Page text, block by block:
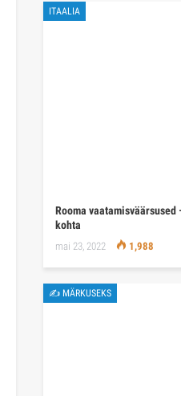
ITAALIA
Rooma
kohta
mai 23, 2022 1,988
✍ MÄRKUSEKS